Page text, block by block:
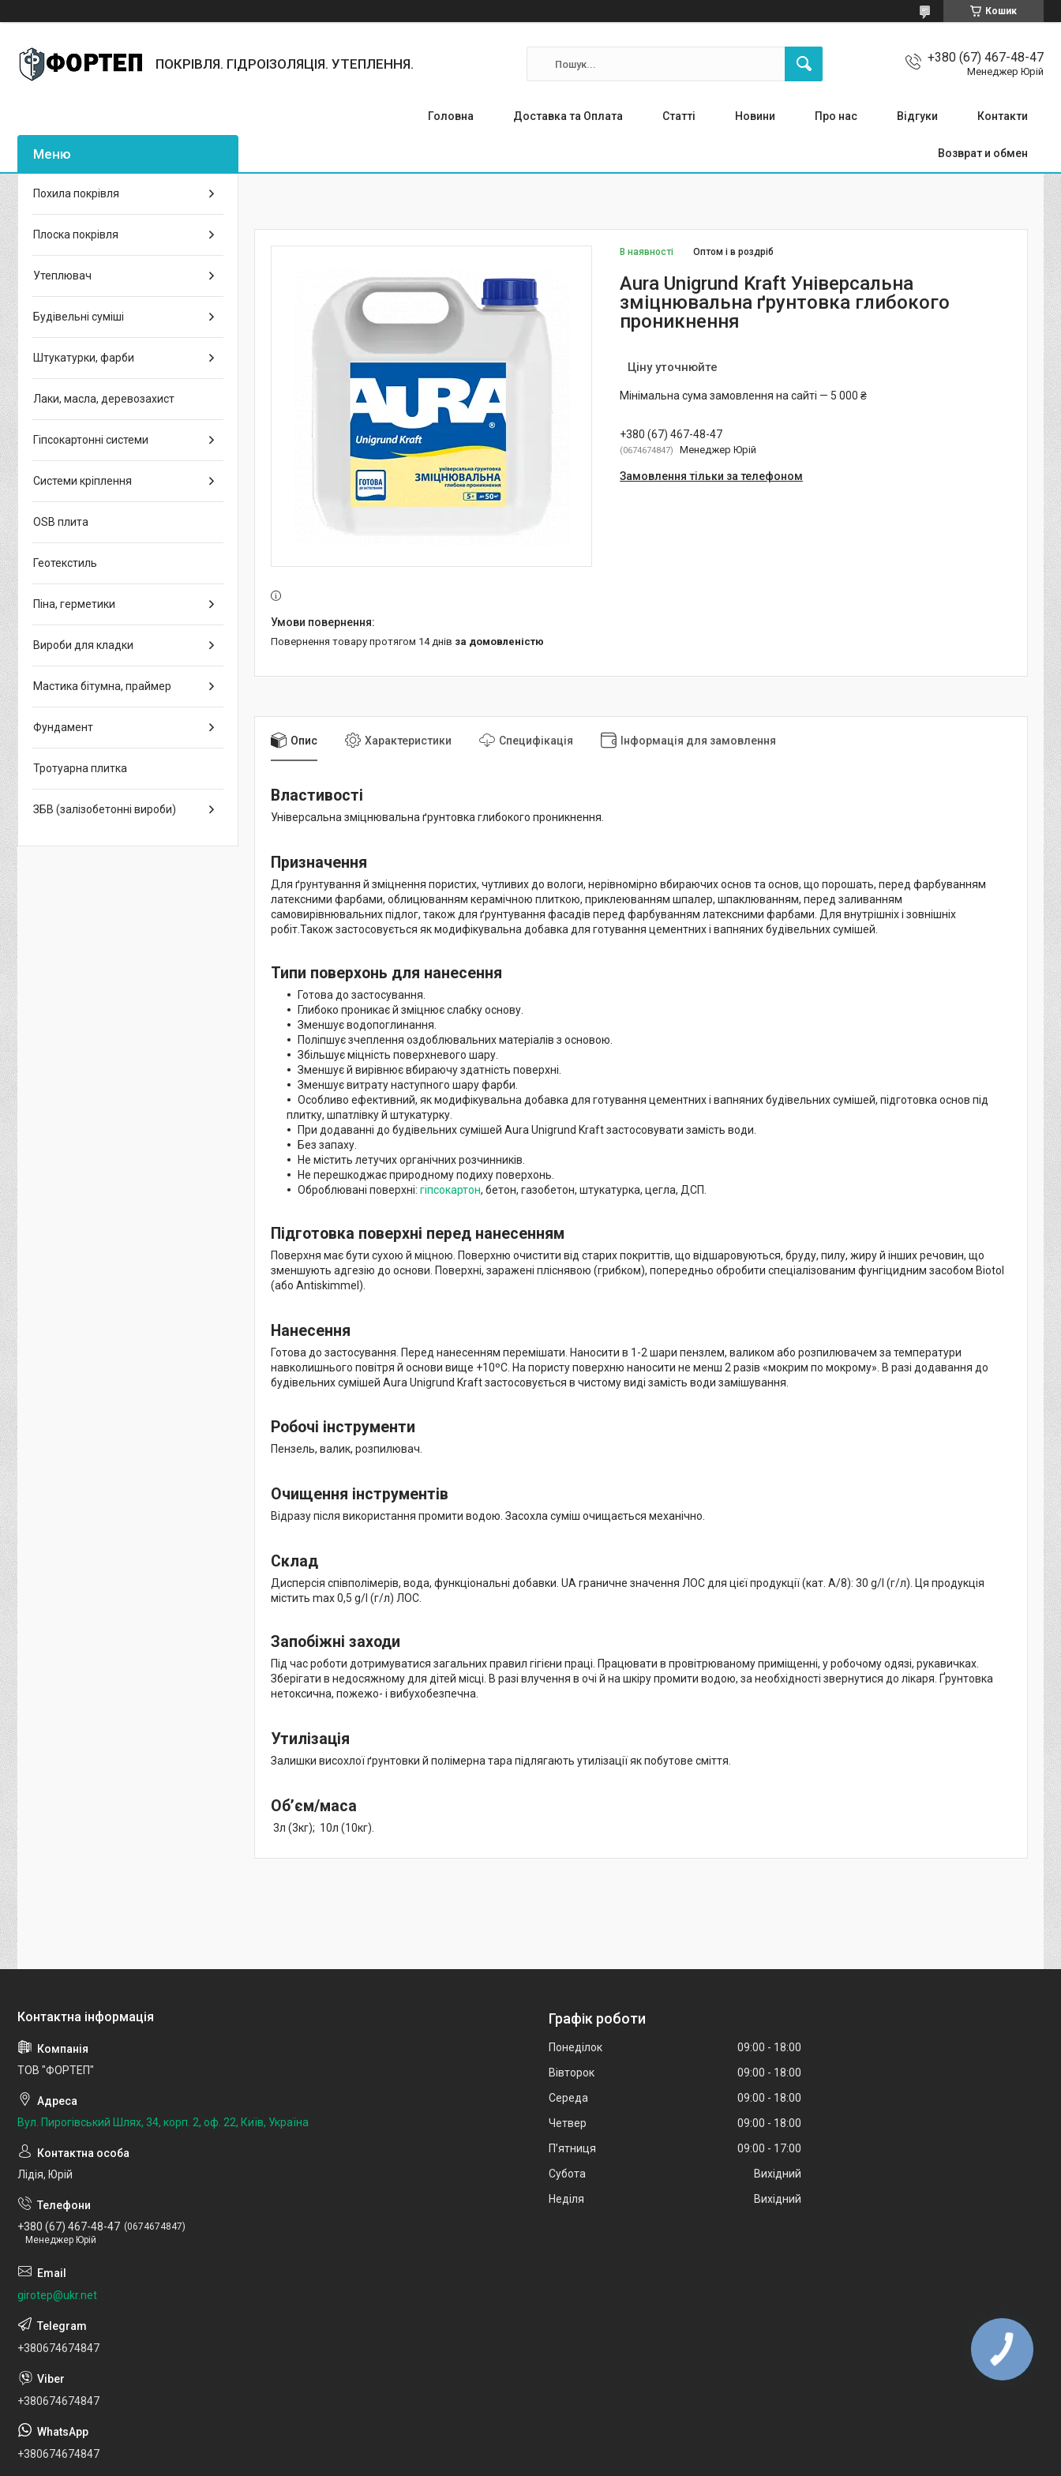
Кошик
ПОКРІВЛЯ. ГІДРОІЗОЛЯЦІЯ. УТЕПЛЕННЯ. +380 (67) 467-48-47
Менеджер Юрій
Головна Доставка та Оплата Статті Новини Про нас Відгуки Контакти
Возврат и обмен
В наявності Оптом і в роздріб
Аura Unigrund Kraft Універсальна
зміцнювальна ґрунтовка глибокого
проникнення
Ціну уточнюйте
Мінімальна сума замовлення на сайті — 5 000 ₴
+380 (67) 467-48-47
0674674847 Менеджер Юрій
Замовлення тільки за телефоном
повернення товару протягом 14 днів за домовленістю
Опис Характеристики Специфікація Інформація для замовлення
Властивості
Універсальна зміцнювальна ґрунтовка глибокого проникнення.
Призначення
Для ґрунтування й зміцнення пористих, чутливих до вологи, нерівномірно вбираючих основ та основ, що порошать, перед фарбуванням
латексними фарбами, облицюванням керамічною плиткою, приклеюванням шпалер, шпаклюванням, перед заливанням
самовирівнювальних підлог, також для ґрунтування фасадів перед фарбуванням латексними фарбами. Для внутрішніх і зовнішніх
робіт.Також застосовується як модифікувальна добавка для готування цементних і вапняних будівельних сумішей.
Типи поверхонь для нанесення
Готова до застосування.
Глибоко проникає й зміцнює слабку основу.
Зменшує водопоглинання.
Поліпшує зчеплення оздоблювальних матеріалів з основою.
Збільшує міцність поверхневого шару.
Зменшує й вирівнює вбираючу здатність поверхні.
Зменшує витрату наступного шару фарби.
Особливо ефективний, як модифікувальна добавка для готування цементних і вапняних будівельних сумішей, підготовка основ під
плитку, шпатлівку й штукатурку.
При додаванні до будівельних сумішей Aura Unigrund Kraft застосовувати замість води.
Без запаху.
Не містить летучих органічних розчинників.
Не перешкоджає природному подиху поверхонь.
Оброблювані поверхні: гіпсокартон, бетон, газобетон, штукатурка, цегла, ДСП.
Підготовка поверхні перед нанесенням
Поверхня має бути сухою й міцною. Поверхню очистити від старих покриттів, що відшаровуються, бруду, пилу, жиру й інших речовин, що
зменшують адгезію до основи. Поверхні, заражені пліснявою (грибком), попередньо обробити спеціалізованим фунгіцидним засобом Biotol
(або Antiskimmel).
Нанесення
Готова до застосування. Перед нанесенням перемішати. Наносити в 1-2 шари пензлем, валиком або розпилювачем за температури
навколишнього повітря й основи вище +10ºС. На пористу поверхню наносити не менш 2 разів «мокрим по мокрому». В разі додавання до
будівельних сумішей Aura Unigrund Kraft застосовується в чистому виді замість води замішування.
Робочі інструменти
Пензель, валик, розпилювач.
Очищення інструментів
Відразу після використання промити водою. Засохла суміш очищається механічно.
Склад
Дисперсія співполімерів, вода, функціональні добавки. UA граничне значення ЛОС для цієї продукції (кат. А/8): 30 g/l (г/л). Ця продукція
містить max 0,5 g/l (г/л) ЛОС.
Запобіжні заходи
Під час роботи дотримуватися загальних правил гігієни праці. Працювати в провітрюваному приміщенні, у робочому одязі, рукавичках.
Зберігати в недосяжному для дітей місці. В разі влучення в очі й на шкіру промити водою, за необхідності звернутися до лікаря. Ґрунтовка
нетоксична, пожежо- і вибухобезпечна.
Утилізація
Залишки висохлої ґрунтовки й полімерна тара підлягають утилізації як побутове сміття.
Об’єм/маса
3л (3кг); 10л (10кг).
Похила покрівля
Плоска покрівля
Утеплювач
Будівельні суміші
Штукатурки, фарби
Лаки, масла, деревозахист
Гіпсокартонні системи
Системи кріплення
OSB плита
Геотекстиль
Піна, герметики
Вироби для кладки
Мастика бітумна, праймер
Фундамент
Тротуарна плитка
ЗБВ (залізобетонні вироби)
ТОВ "ФОРТЕП"
Вул. Пирогівський Шлях, 34, корп. 2, оф. 22, Київ, Україна
Лідія, Юрій
+380 (67) 467-48-47
0674674847
Менеджер Юрій
girotep@ukr.net
+380674674847
+380674674847
+380674674847
Графік роботи
Понеділок 09:00
18:00
Вівторок
09:00
18:00
Середа
09:00
18:00
Четвер
09:00
18:00
Пʼятниця
09:00
17:00
Субота
Вихідний
Неділя
Вихідний